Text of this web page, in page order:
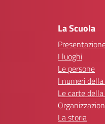
La Scuola
I luoghi
Le persone
I numeri
Le carte
La storia